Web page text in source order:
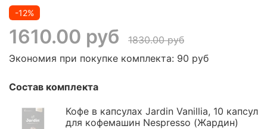
-12%
1610.00 руб
1830.00 руб
Экономия при покупке комплекта: 90 руб
Состав комплекта
Кофе в капсулах Jardin Vanillia, 10 капсул
для кофемашин Nespresso (Жардин)